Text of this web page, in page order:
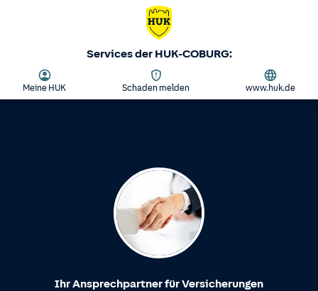
Services der HUK-COBURG:
Meine HUK Schaden melden www.huk.de
Ihr Ansprechpartner für Versicherungen